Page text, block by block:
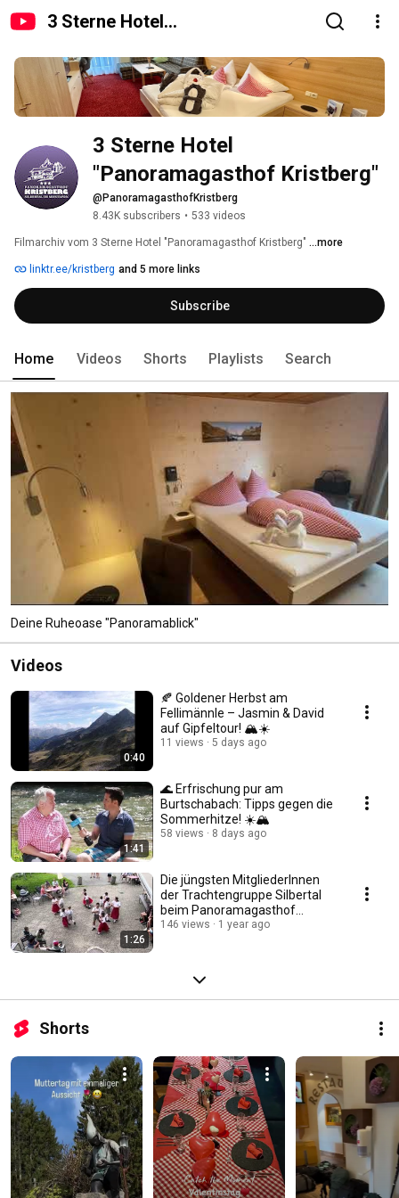
3 Sterne Hotel
3 Sterne Hotel
"Panoramagasthof Kristberg"
@PanoramagasthofKristberg
8.43K subscribers • 533 videos
Filmarchiv vom 3 Sterne Hotel "Panoramagasthof Kristberg" ...more
linktr.ee/kristberg and 5 more links
Subscribe
Home Videos Shorts Playlists Search
Deine Ruheoase "Panoramablick"
Videos
0:40
🍂 Goldener Herbst am
Fellimännle – Jasmin & David
auf Gipfeltour! 🏔️☀️
11 views 5 days ago
1:41
🌊 Erfrischung pur am
Burtschabach: Tipps gegen die
Sommerhitze! ☀️🏔️
58 views 8 days ago
1:26
Die jüngsten MitgliederInnen
der Trachtengruppe Silbertal
beim Panoramagasthof
Kristberg
146 views 1 year ago
Shorts